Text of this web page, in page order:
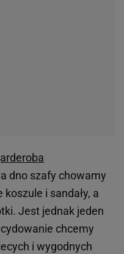
dno szafy chowamy
i sandały, a
Jest jednak jeden
chcemy
i wygodnych